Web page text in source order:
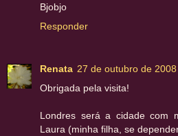
Bjobjo
Responder
Renata 27 de outubro de
Obrigada pela visita!
Londres será a cidade com
Laura (minha filha, se